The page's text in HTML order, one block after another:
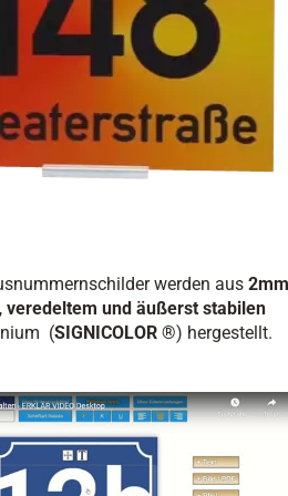
werden aus 2mm
,veredeltem und äußerst stabilen
(SIGNICOLOR ®) hergestellt.